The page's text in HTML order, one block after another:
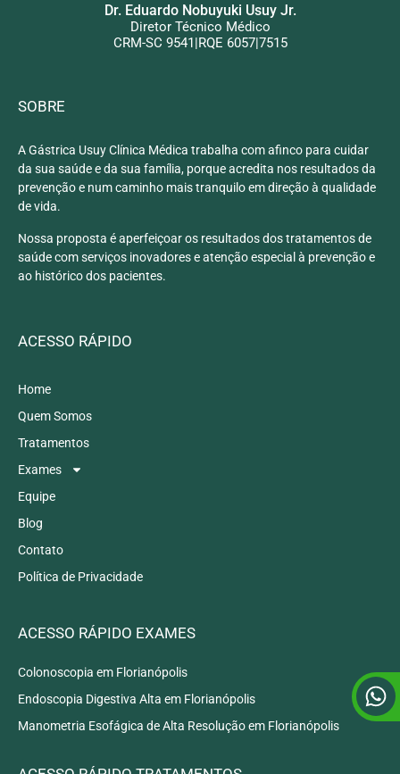
Dr. Eduardo Nobuyuki Usuy Jr.
Diretor Técnico Médico
CRM-SC 9541|RQE 6057|7515
SOBRE
A Gástrica Usuy Clínica Médica trabalha com afinco para cuidar
da sua saúde e da sua família, porque acredita nos resultados da
prevenção e num caminho mais tranquilo em direção à qualidade
de vida.
Nossa proposta é aperfeiçoar os resultados dos tratamentos de
saúde com serviços inovadores e atenção especial à prevenção e
ao histórico dos pacientes.
ACESSO RÁPIDO
Home
Quem Somos
Tratamentos
Exames
Equipe
Blog
Contato
Política de Privacidade
ACESSO RÁPIDO EXAMES
Colonoscopia em Florianópolis
Endoscopia Digestiva Alta em Florianópolis
Manometria Esofágica de Alta Resolução em Florianópolis